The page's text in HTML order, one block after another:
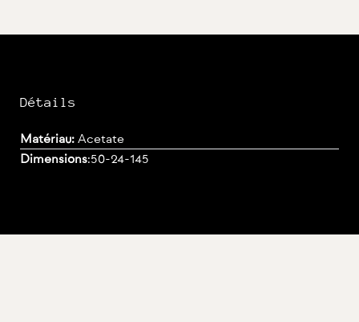
Détails
Matériau: Acetate
Dimensions:50-24-145